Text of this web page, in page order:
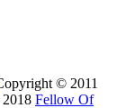
© 2011
2018 Fellow Of